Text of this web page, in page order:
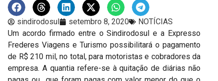
sindirodosul setembro 8, 2020
NOTÍCIAS
Um acordo firmado entre o Sindirodosul e a Expresso
Frederes Viagens e Turismo possibilitará o pagamento
de R$ 210 mil, no total, para motoristas e cobradores da
empresa. A quantia refere-se à quitação de diárias não